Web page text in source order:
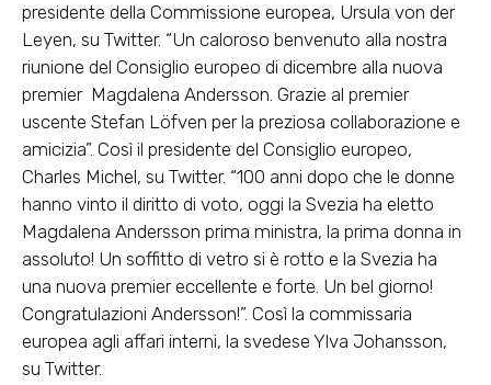
presidente della Commissione europea, Ursula von der
Leyen, su Twitter. “Un caloroso benvenuto alla nostra
riunione del Consiglio europeo di dicembre alla nuova
premier Magdalena Andersson. Grazie al premier
uscente Stefan Löfven per la preziosa collaborazione e
amicizia”. Così il presidente del Consiglio europeo,
Charles Michel, su Twitter. “100 anni dopo che le donne
hanno vinto il diritto di voto, oggi la Svezia ha eletto
Magdalena Andersson prima ministra, la prima donna in
assoluto! Un soffitto di vetro si è rotto e la Svezia ha
una nuova premier eccellente e forte. Un bel giorno!
Congratulazioni Andersson!”. Così la commissaria
europea agli affari interni, la svedese Ylva Johansson,
su Twitter.